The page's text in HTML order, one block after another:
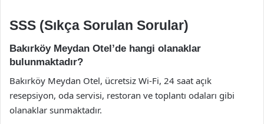
SSS (Sıkça Sorulan Sorular)
Bakırköy Meydan Otel’de hangi olanaklar
bulunmaktadır?
Bakırköy Meydan Otel, ücretsiz Wi-Fi, 24 saat açık
resepsiyon, oda servisi, restoran ve toplantı odaları gibi
olanaklar sunmaktadır.